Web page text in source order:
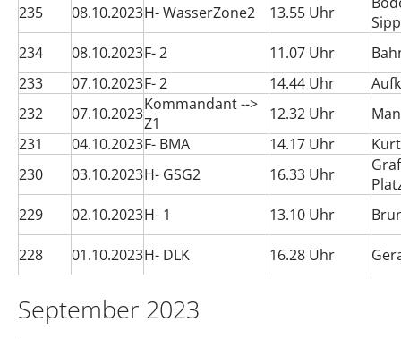
235 08.10.2023H- WasserZone2 13.55 Uhr
234
08.10.2023F- 2 11.07 Uhr
233
07.10.2023F- 2 14.44 Uhr
232
07.10.2023Kommandant -->
Z1
12.32 Uhr
231
04.10.2023F- BMA 14.17 Uhr
230
03.10.2023H- GSG2 16.33 Uhr
229
02.10.2023H- 1 13.10 Uhr
228 01.10.2023H- DLK 16.28 Uhr
September 2023